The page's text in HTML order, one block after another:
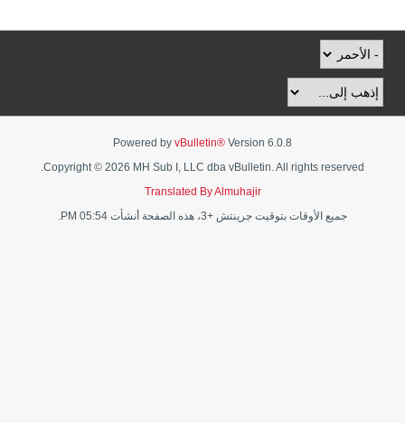
Powered by vBulletin® Version 6.0.8
Copyright © 2026 MH Sub I, LLC dba vBulletin. All rights reserved.
Translated By Almuhajir
جميع الأوقات بتوقيت جرينتش +3، هذه الصفحة أنشأت 05:54 PM.